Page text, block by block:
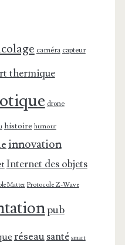
caméra capteur
thermique
drone
histoire humour
innovation
Internet des objets
Matter Protocole Z-Wave
pub
réseausanté smart